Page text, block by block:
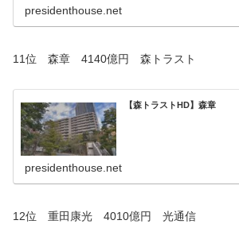
presidenthouse.net
11位 森章 4140億円 森トラスト
【森トラストHD】森章
presidenthouse.net
12位 重田康光 4010億円 光通信